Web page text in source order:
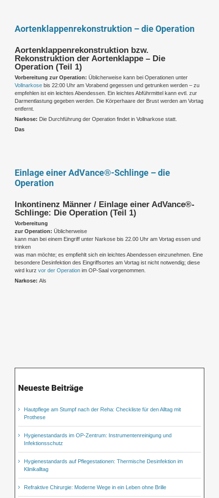
Aortenklappenrekonstruktion – die Operation
Aortenklappenrekonstruktion bzw.
Rekonstruktion der Aortenklappe – Die
Operation (Teil 1)
Vorbereitung zur Operation: Üblicherweise kann bei Operationen unter
Vollnarkose bis 22:00 Uhr am Vorabend gegessen und getrunken werden – zu
empfehlen ist ein leichtes Abendessen. Ein leichtes Abführmittel kann evtl. zur
Darmentlastung gegeben werden. Die Körperhaare der Brust werden am Vortag
entfernt.
Narkose: Die Durchführung der Operation findet in Vollnarkose statt.
Das
Einlage einer AdVance®-Schlinge – die
Operation
Inkontinenz Männer / Einlage einer AdVance®-
Schlinge: Die Operation (Teil 1)
Vorbereitung
zur Operation: Üblicherweise
kann man bei einem Eingriff unter Narkose bis 22.00 Uhr am Vortag essen und
trinken
was man möchte; es empfiehlt sich ein leichtes Abendessen einzunehmen. Eine
besondere Desinfektion des Eingriffsortes am Vortag ist nicht notwendig; diese
wird kurz vor der Operation im OP-Saal vorgenommen.
Narkose: Als
Neueste Beiträge
Hautpflege am Stumpf nach der Reha: Checkliste für den Alltag mit
Prothese
Hygienestandards im OP-Zentrum: Instrumentenreinigung und
Infektionsschutz
Hygienestandards auf Pflegestationen: Thermische Desinfektion im
Klinikalltag
Refraktive Chirurgie: Moderne Wege in ein Leben ohne Brille